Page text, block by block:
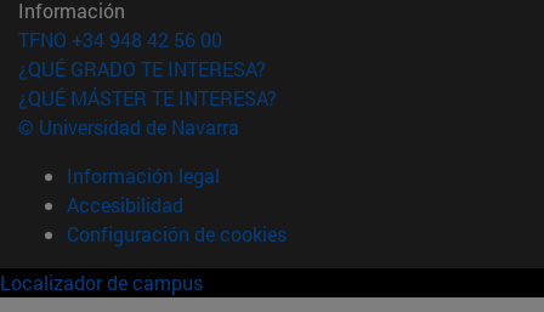
Información
TFNO +34 948 42 56 00
¿QUÉ GRADO TE INTERESA?
¿QUÉ MÁSTER TE INTERESA?
© Universidad de Navarra
Información legal
Accesibilidad
Configuración de cookies
Localizador de campus